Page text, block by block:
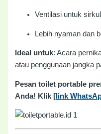
Ventilasi untuk
Lebih nyaman dan
Ideal untuk: Acara
atau penggunaan jangka
Pesan toilet portable
Anda! Klik [ link